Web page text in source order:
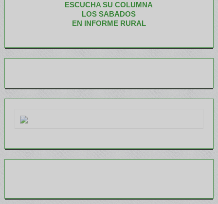
ESCUCHA SU COLUMNA
LOS SABADOS
EN INFORME RURAL